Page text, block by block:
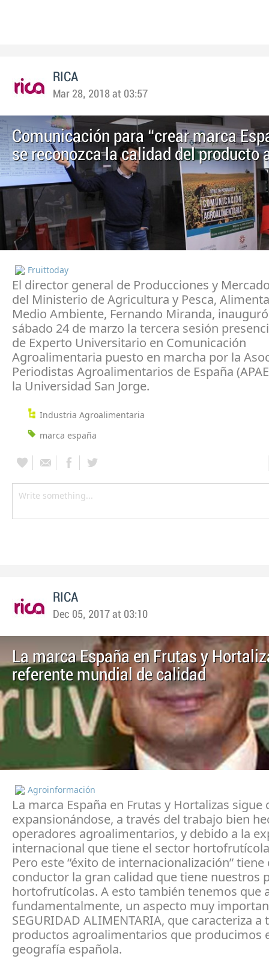
RICA
Mar 28, 2018 at 03:57
Comunicación para “crear marca
se reconozca la calidad del producto
Fruittoday
El director general de Producciones y
del Ministerio de Agricultura y Pesca,
Medio Ambiente, Fernando Miranda,
sábado 24 de marzo la tercera sesión
de Experto Universitario en Comunicación
Agroalimentaria puesto en marcha por la
Periodistas Agroalimentarios de España
la Universidad San Jorge.
Industria Agroalimentaria
marca españa
RICA
Dec 05, 2017 at 03:10
La marca España en Frutas y
referente mundial de calidad
Agroinformación
La marca España en Frutas y Hortalizas sigue
expansionándose, a través del trabajo bien
operadores agroalimentarios, y debido a la
internacional que tiene el sector
Pero este “éxito de internacionalización”
conductor la gran calidad que tiene nuestros
hortofrutícolas. A esto también tenemos que
fundamentalmente, un aspecto muy
SEGURIDAD ALIMENTARIA, que caracteriza a
productos agroalimentarios que producimos
geografía española.